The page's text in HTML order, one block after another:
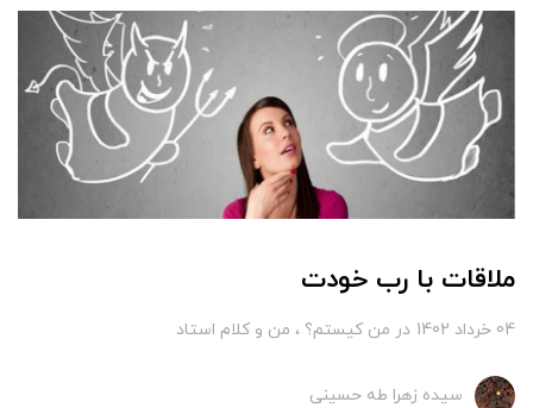
ملاقات با رب خودت
04 خرداد 1402 در من کیستم؟ من و کلام استاد
سیده زهرا طه حسینی